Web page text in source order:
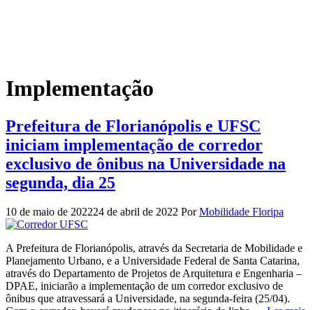
Implementação
Prefeitura de Florianópolis e UFSC
iniciam implementação de corredor
exclusivo de ônibus na Universidade na
segunda, dia 25
10 de maio de 202224 de abril de 2022 PorMobilidade Floripa
A Prefeitura de Florianópolis, através da Secretaria de Mobilidade e
Planejamento Urbano, e a Universidade Federal de Santa Catarina,
através do Departamento de Projetos de Arquitetura e Engenharia –
DPAE, iniciarão a implementação de um corredor exclusivo de
ônibus que atravessará a Universidade, na segunda-feira (25/04).